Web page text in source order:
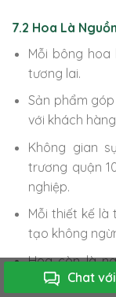
Chat
7.2 Hoa Là
Mỗi bông hoa
tương lai.
Sản phẩm
với khách
Không gian
trương quận
nghiệp.
Mỗi thiết kế là
tạo không
Hoa còn là
triển và mở